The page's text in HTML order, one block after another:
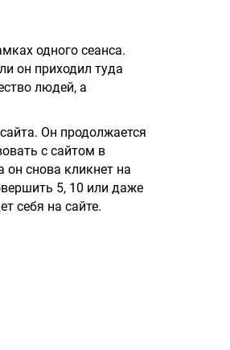
одного сеанса.
он приходил туда
людей, а
Он продолжается
с сайтом в
он снова кликнет на
5, 10 или даже
себя на сайте.